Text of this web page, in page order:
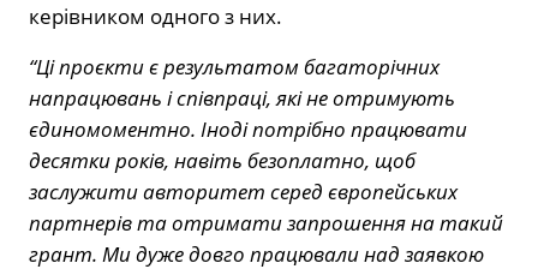
керівником одного з них.
“Ці проєкти є результатом багаторічних
напрацювань і співпраці, які не отримують
єдиномоментно. Іноді потрібно працювати
десятки років, навіть безоплатно, щоб
заслужити авторитет серед європейських
партнерів та отримати запрошення на такий
грант. Ми дуже довго працювали над заявкою